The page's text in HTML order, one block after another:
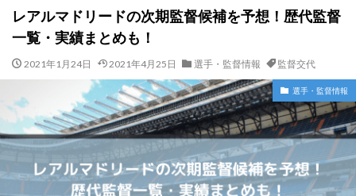
レアルマドリードの次期監督候補を予想！歴代監督
一覧・実績まとめも！
2021年1月24日 2021年4月25日 選手・監督情報 監督交代
選手・監督情報